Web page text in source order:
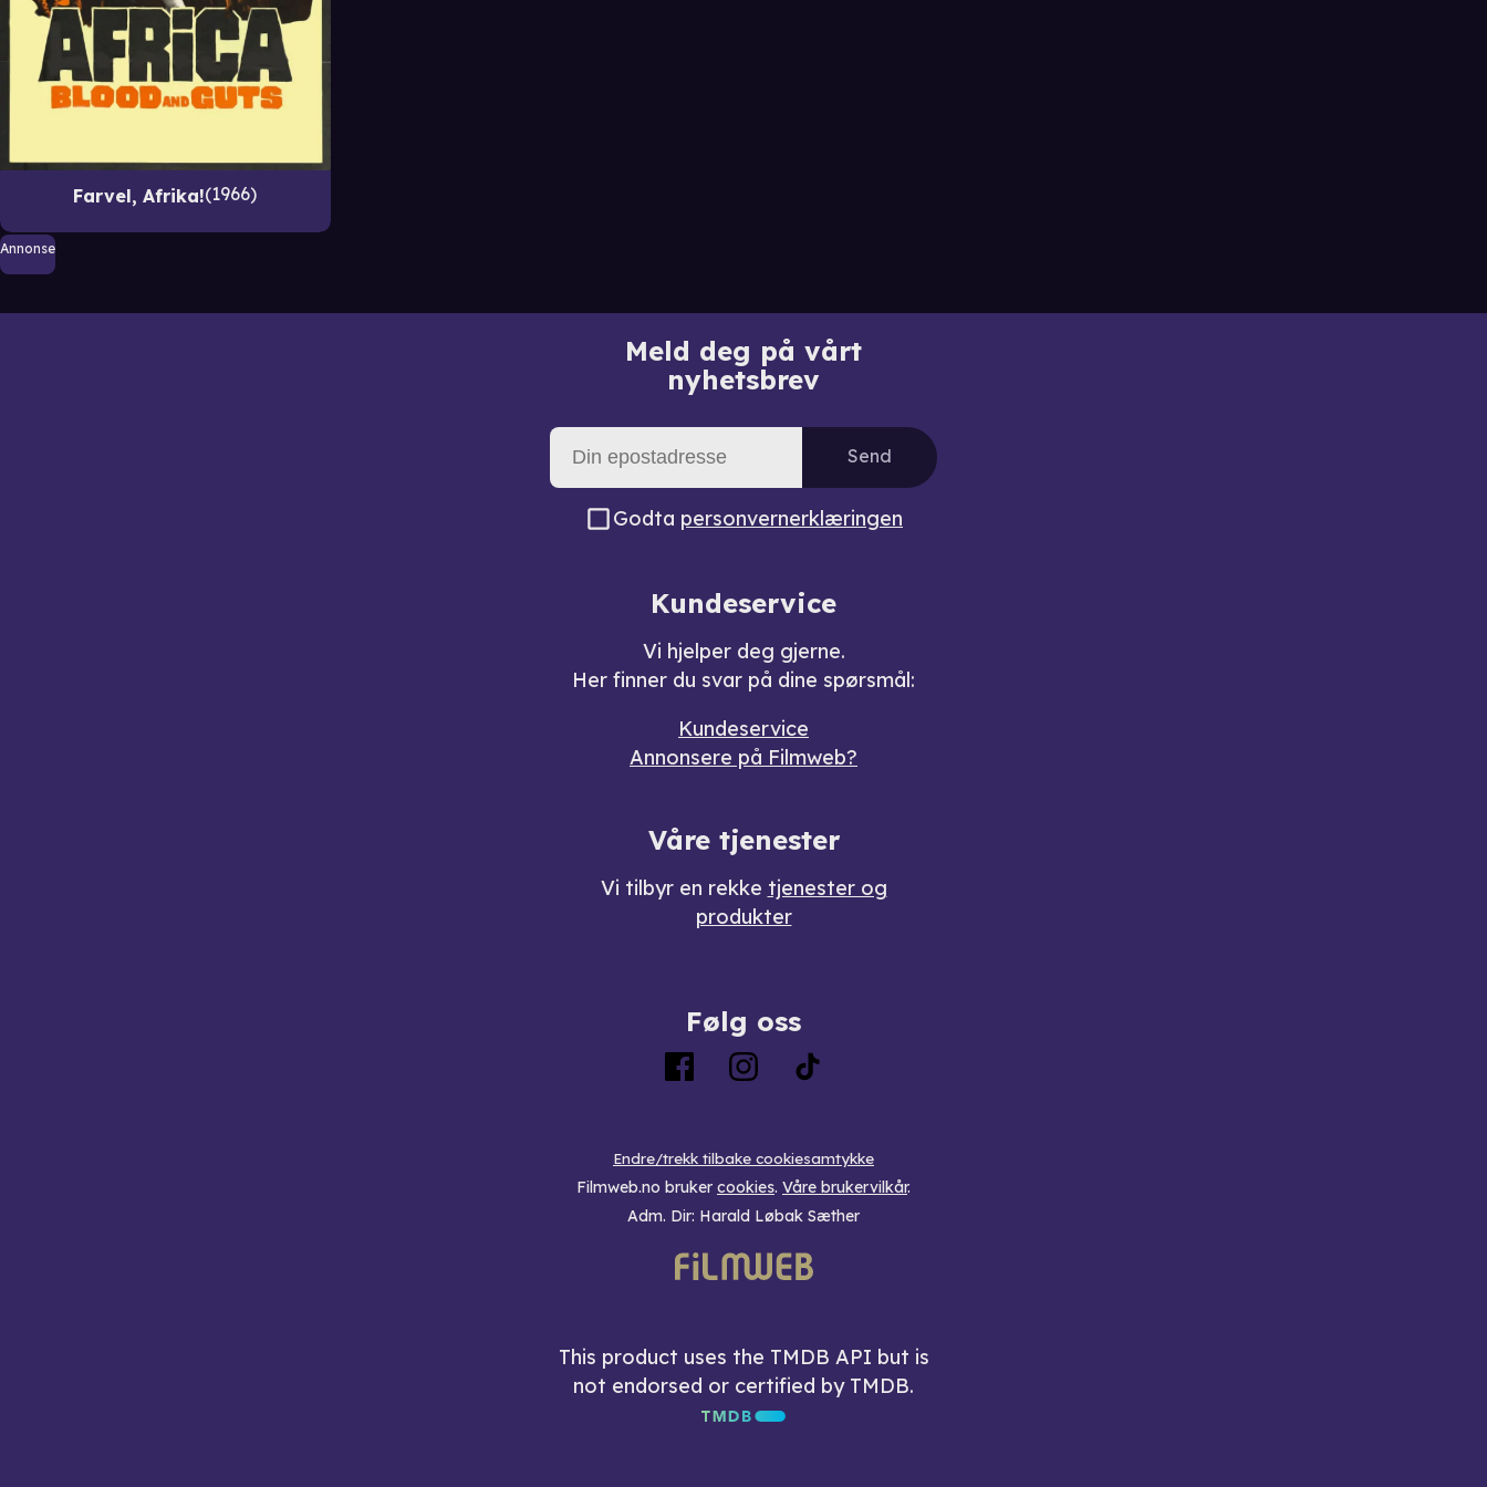
Farvel, Afrika! 1966
Annonse
Meld deg på vårt
nyhetsbrev
Send
Godta personvernerklæringen
Kundeservice
Vi hjelper deg gjerne.
Her finner du svar på dine spørsmål:
Kundeservice
Annonsere på Filmweb?
Våre tjenester
Vi tilbyr en rekke tjenester og
produkter
Følg oss
Endre/trekk tilbake cookiesamtykke
Filmweb.no bruker cookies. Våre brukervilkår.
Adm. Dir: Harald Løbak Sæther
This product uses the TMDB API but is
not endorsed or certified by TMDB.